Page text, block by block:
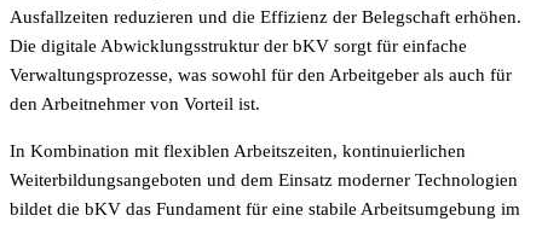
Ausfallzeiten reduzieren und die Effizienz der Belegschaft erhöhen.
Die digitale Abwicklungsstruktur der bKV sorgt für einfache
Verwaltungsprozesse, was sowohl für den Arbeitgeber als auch für
den Arbeitnehmer von Vorteil ist.
In Kombination mit flexiblen Arbeitszeiten, kontinuierlichen
Weiterbildungsangeboten und dem Einsatz moderner Technologien
bildet die bKV das Fundament für eine stabile Arbeitsumgebung im